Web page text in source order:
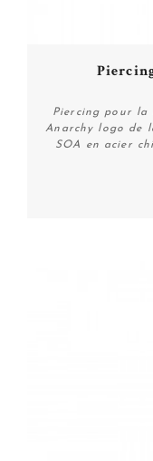
Piercing pour la
Anarchy logo de
SOA en acier